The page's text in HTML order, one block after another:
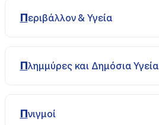
Περιβάλλον & Υγεία
Πλημμύρες και Δημόσια Υγεία
Πνιγμοί